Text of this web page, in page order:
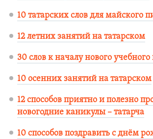
10 татарских слов для майского
12 летних занятий на татарском
30 слов к началу нового учебного
10 осенних занятий на татарском
12 способов приятно и полезно
новогодние каникулы – татарча
10 способов поздравить с днём